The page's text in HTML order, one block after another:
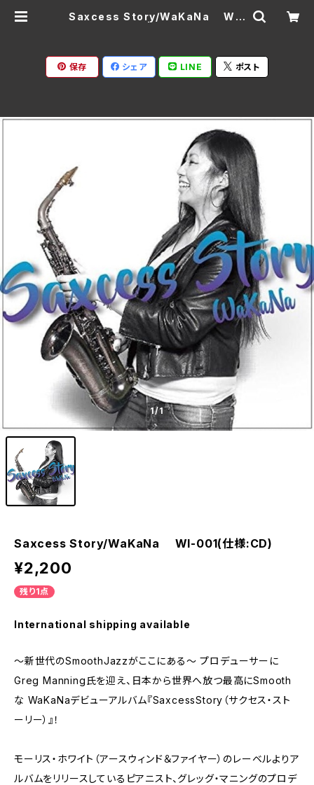
Saxcess Story/WaKaNa WI-
保存 シェア LINE ポスト
1/1
Saxcess Story/WaKaNa WI-001(仕様:CD)
¥2,200
残り1点
International shipping available
～新世代のSmoothJazzがここにある～ プロデューサーに
Greg Manning氏を迎え、日本から世界へ放つ最高にSmooth
な WaKaNaデビューアルバム『SaxcessStory（サクセス・スト
ーリー）』！
モーリス・ホワイト（アースウィンド＆ファイヤー）のレーベルよりア
ルバムをリリースしているピアニスト、グレッグ・マニングのプロデ